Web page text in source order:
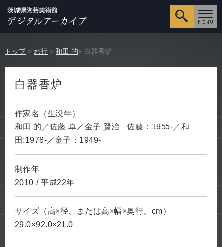
詳細検
トップ > わ行 > 和田 的> 白器香炉
白器香炉
作家名（生没年）
和田 的／佐藤 卓／金子 賢治
佐藤：1955-／和
田:1978-／金子：1949-
制作年
2010 / 平成22年
サイズ（高×径、または高×幅×奥行、cm）
29.0×92.0×21.0